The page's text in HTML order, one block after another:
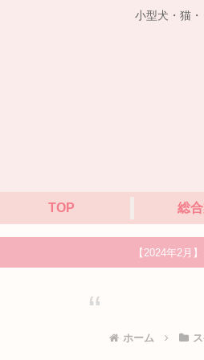
小型犬・猫
TOP 総
【2024年2月
ホーム